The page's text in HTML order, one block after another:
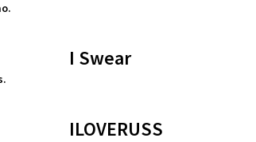
I Swear
ILOVERUSS